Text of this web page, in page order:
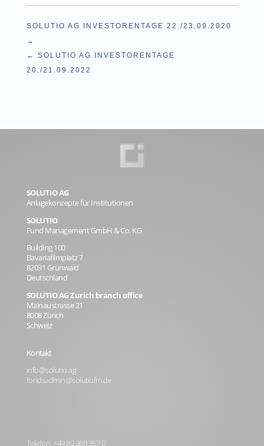
SOLUTIO AG INVESTORENTAGE 22./23.09.2020
SOLUTIO AG INVESTORENTAGE
20./21.09.2022
SOLUTIO AG
Anlagekonzepte für Institutionen
SOLUTIO
Fund Management GmbH & Co. KG
Building 100
Bavariafilmplatz 7
82031 Grünwald
Deutschland
SOLUTIO AG Zurich branch office
Mainaustrasse 21
8008 Zürich
Schweiz
Kontakt
info@solutio.ag
fondsadmin@solutiofm.de
Telefon: +49 89 360 357 0